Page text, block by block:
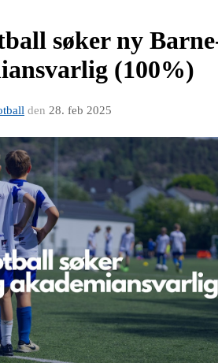
søker ny
(100%)
den 28. feb 2025